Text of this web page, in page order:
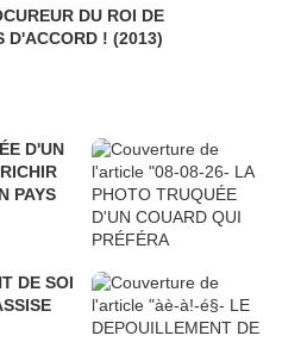
DU ROI DE
BRUXELLES, JE NE SUIS PAS D'ACCORD ! (2013)
PAYS
DE SOI